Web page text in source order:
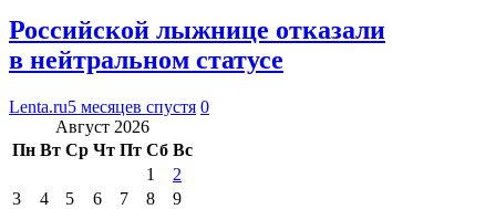
Российской лыжнице отказали
в нейтральном статусе
Lenta.ru5 месяцев спустя 0
Август 2026
Пн Вт Ср Чт Пт Сб Вс
1
2
3
4 5 6 7 8
9